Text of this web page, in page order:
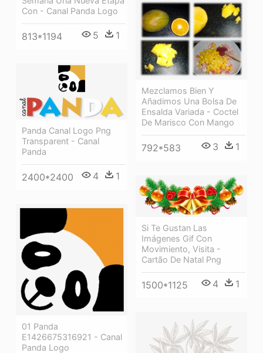
Con - Canal Panda Logo
813*1194 5 1
Mezclamos Bien Y
Añadimos Una Bolsa De
Ensalda Variada - Coctel
De Marisco Con Mango
792*583 3 1
Panda Canal Logo Png
Transparent - Canal
Panda
2400*2400 4 1
Si Te Gustan Las
Imágenes Gif Con
Movimiento, Visita -
Cartão De Natal Png
1500*1125 4 1
01 Panda
E1426675316921 - Canal
Panda Logo